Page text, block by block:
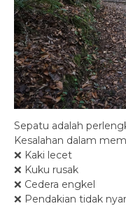
Sepatu adalah
Kesalahan dalam
❌ Kaki lecet
❌ Kuku rusak
❌ Cedera engkel
❌ Pendakian tidak